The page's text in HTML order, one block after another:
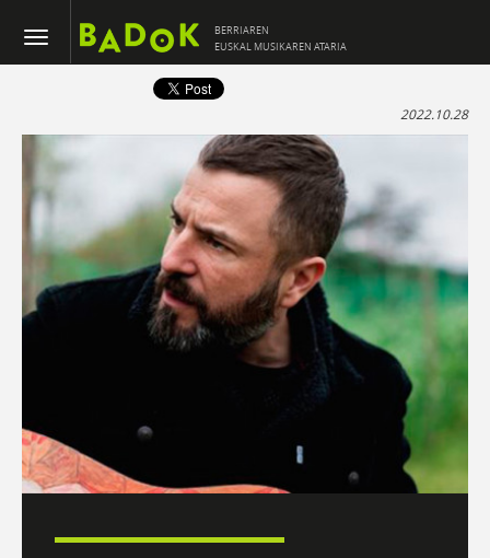
BERRIAREN
EUSKAL MUSIKAREN ATARIA
2022.10.28